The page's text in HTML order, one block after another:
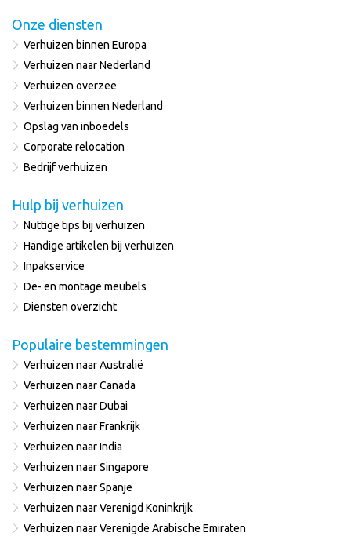
Onze diensten
Verhuizen binnen Europa
Verhuizen naar Nederland
Verhuizen overzee
Verhuizen binnen Nederland
Opslag van inboedels
Corporate relocation
Bedrijf verhuizen
Hulp bij verhuizen
Nuttige tips bij verhuizen
Handige artikelen bij verhuizen
Inpakservice
De- en montage meubels
Diensten overzicht
Populaire bestemmingen
Verhuizen naar Australië
Verhuizen naar Canada
Verhuizen naar Dubai
Verhuizen naar Frankrijk
Verhuizen naar India
Verhuizen naar Singapore
Verhuizen naar Spanje
Verhuizen naar Verenigd Koninkrijk
Verhuizen naar Verenigde Arabische Emiraten